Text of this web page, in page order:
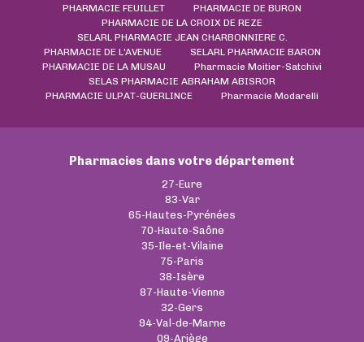
PHARMACIE FEUILLET
PHARMACIE DE BURON
PHARMACIE DE LA CROIX DE REZE
SELARL PHARMACIE JEAN CHARBONNIERE C.
PHARMACIE DE L'AVENUE
SELARL PHARMACIE BARON
PHARMACIE DE LA MUSAU
Pharmacie Moitier-Satchivi
SELAS PHARMACIE ABRAHAM ABISROR
PHARMACIE ULPAT-GUERLINCE
Pharmacie Modarelli
Pharmacies dans votre département
27-Eure
83-Var
65-Hautes-Pyrénées
70-Haute-Saône
35-Ile-et-Vilaine
75-Paris
38-Isère
87-Haute-Vienne
32-Gers
94-Val-de-Marne
09-Ariège